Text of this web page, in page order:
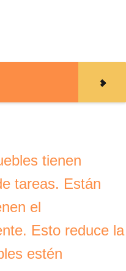
tienen
tareas. Están
el
Esto reduce la
estén